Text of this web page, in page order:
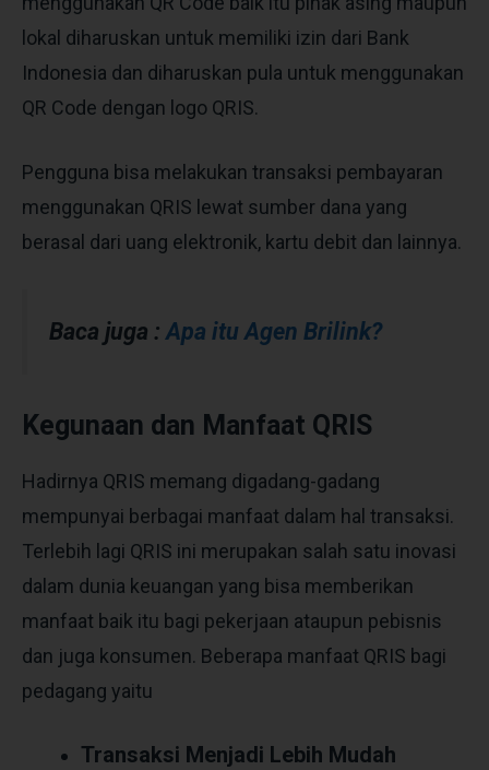
lokal diharuskan untuk memiliki izin dari Bank
Indonesia dan diharuskan pula untuk menggunakan
QR Code dengan logo QRIS.
Pengguna bisa melakukan transaksi pembayaran
menggunakan QRIS lewat sumber dana yang
berasal dari uang elektronik, kartu debit dan lainnya.
Baca juga :Apa itu Agen Brilink?
Kegunaan dan Manfaat QRIS
Hadirnya QRIS memang digadang-gadang
mempunyai berbagai manfaat dalam hal transaksi.
Terlebih lagi QRIS ini merupakan salah satu inovasi
dalam dunia keuangan yang bisa memberikan
manfaat baik itu bagi pekerjaan ataupun pebisnis
dan juga konsumen. Beberapa manfaat QRIS bagi
pedagang yaitu
Transaksi Menjadi Lebih Mudah